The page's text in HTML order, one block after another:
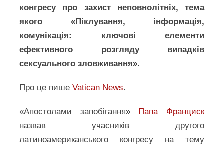
конгресу про захист неповнолітніх, тема
якого «Піклування, інформація,
комунікація: ключові елементи
ефективного розгляду випадків
сексуального зловживання».
Про це пишеVatican News.
«Апостолами запобігання» Папа Франциск
назвав учасників другого
латиноамериканського конгресу на тему